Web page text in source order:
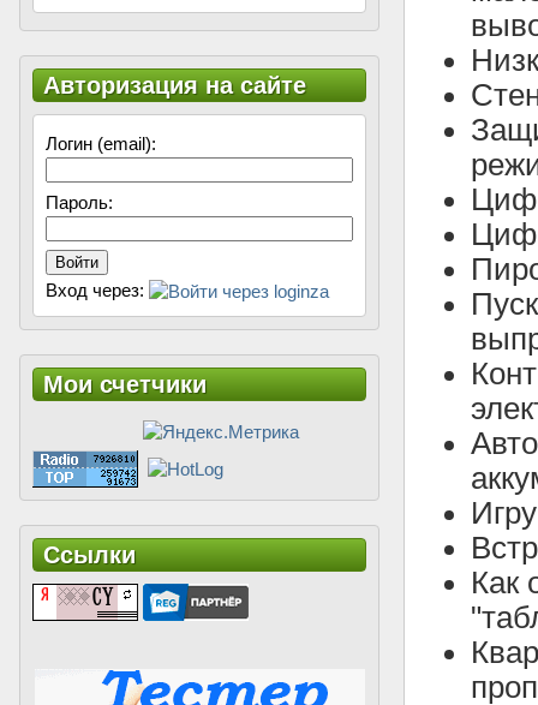
Как
Авторизация на сайте
Логин (email):
Пароль:
Войти
Вход через:
Мои счетчики
Ссылки